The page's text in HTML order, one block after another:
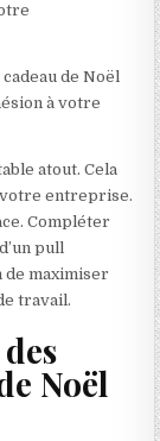
de Noël
à votre
atout. Cela
votre entreprise.
Compléter
pull
de maximiser
travail.
Noël